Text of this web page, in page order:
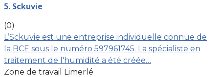
5. Sckuvie
(0)
L’Sckuvie est une entreprise individuelle connue de
la BCE sous le numéro 597961745. La spécialiste en
traitement de l'humidité a été créée…
Zone de travail Limerlé